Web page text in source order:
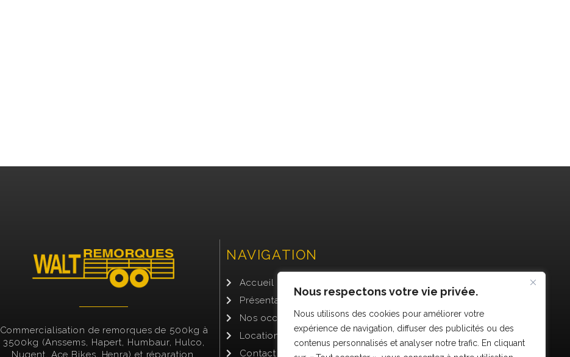
Nous respectons votre vie privée.
Nous utilisons des cookies pour améliorer votre
expérience de navigation, diffuser des publicités ou des
contenus personnalisés et analyser notre trafic. En cliquant
Commercialisation de remorques de 500kg à
3500kg (Anssems, Hapert, Humbaur, Hulco,
Nugent, Ace Bikes, Henra) et réparation.
NAVIGATION
Accueil
Présentation
Nos occasions
Location de remorque
Contact